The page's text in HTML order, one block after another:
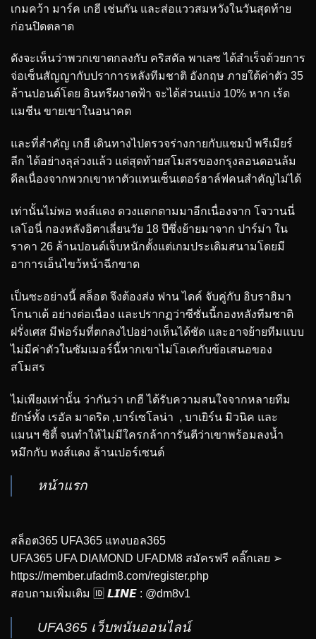
เกมคว้า มาร์ค เกฮี เช่นกัน และส่อแววสมหวังในวันสุดท้าย
ก่อนปิดตลาด
ดังจะเห็นว่าพวกเขาตกลงกับ คริสตัล พาเลซ ได้สำเร็จด้วยการ
จ่อเซ็นสัญญากับปราการหลังทีมชาติ อังกฤษ ภายใต้ค่าตัว 35
ล้านปอนด์โดย อินทรีผงาดฟ้า จะได้ส่วนแบ่ง 10% หาก เร้ด
แมชีน ขายเขาในอนาคต
และที่สำคัญ เกฮี เดินทางไปตรวจร่างกายกับแชมป์ พรีเมียร์
ลีก ได้อย่างลุล่วงแล้ว แต่สุดท้ายสโมสรของกรุงลอนดอนล้ม
ดีลเนื่องจากพวกเขาหาตัวแทนเซ็นเตอร์ฮาล์ฟคนสำคัญไม่ได้
เท่านั้นไม่พอ หงส์แดง ดวงแตกตามมาอีกเนื่องจาก โจวานนี่
เลโอนี่ กองหลังอิตาเลี่ยนวัย 18 ปีซึ่งย้ายมาจาก ปาร์ม่า ใน
ราคา 26 ล้านปอนด์เจ็บหนักตั้งแต่เกมประเดิมสนามโดยมี
อาการเอ็นไขว้หน้าฉีกขาด
เป็นซะอย่างนี้ สล็อต จึงต้องส่ง ฟาน ไดค์ จับคู่กับ อิบราฮิมา
โกนาเต้ อย่างต่อเนื่อง และปรากฏว่าซีซั่นนี้กองหลังทีมชาติ
ฝรั่งเศส มีฟอร์มที่ตกลงไปอย่างเห็นได้ชัด และอาจย้ายทีมแบบ
ไม่มีค่าตัวในซัมเมอร์นี้หากเขาไม่โอเคกับข้อเสนอของ
สโมสร
ไม่เพียงเท่านั้น ว่ากันว่า เกฮี ได้รับความสนใจจากหลายทีม
ยักษ์ทั้ง เรอัล มาดริด ,บาร์เซโลน่า , บาเยิร์น มิวนิค และ
แมนฯ ซิตี้ จนทำให้ไม่มีใครกล้าการันตีว่าเขาพร้อมลงน้ำ
หมึกกับ หงส์แดง ล้านเปอร์เซนต์
หน้าแรก
สล็อต365 UFA365 แทงบอล365
UFA365 UFA DIAMOND UFADM8 สมัครฟรี คลิ๊กเลย ➢
https://member.ufadm8.com/register.php
สอบถามเพิ่มเติม 🆔 𝙇𝙄𝙉𝙀 : @dm8v1
UFA365 เว็บพนันออนไลน์